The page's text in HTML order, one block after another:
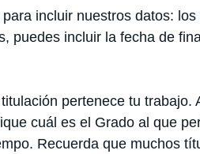
para incluir nuestros datos:
puedes incluir la fecha de
pertenece tu
cuál es el Grado al que
Recuerda que muchos